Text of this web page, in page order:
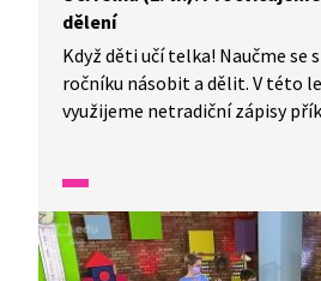
dělení
Když děti učí telka! Naučme se
ročníku násobit a dělit. V této
využijeme netradiční zápisy
na násobení mezi sebou.